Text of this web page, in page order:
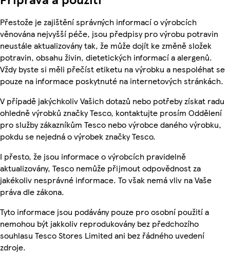
Přestože je zajištění správných informací o výrobcích
věnována nejvyšší péče, jsou předpisy pro výrobu potravin
neustále aktualizovány tak, že může dojít ke změně složek
potravin, obsahu živin, dietetických informací a alergenů.
Vždy byste si měli přečíst etiketu na výrobku a nespoléhat se
pouze na informace poskytnuté na internetových stránkách.
V případě jakýchkoliv Vašich dotazů nebo potřeby získat radu
ohledně výrobků značky Tesco, kontaktujte prosím Oddělení
pro služby zákazníkům Tesco nebo výrobce daného výrobku,
pokdu se nejedná o výrobek značky Tesco.
I přesto, že jsou informace o výrobcích pravidelně
aktualizovány, Tesco nemůže přijmout odpovědnost za
jakékoliv nesprávné informace. To však nemá vliv na Vaše
práva dle zákona.
Tyto informace jsou podávány pouze pro osobní použití a
nemohou být jakkoliv reprodukovány bez předchozího
souhlasu Tesco Stores Limited ani bez řádného uvedení
zdroje.